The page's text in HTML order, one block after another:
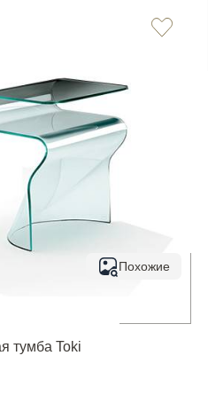
Похожие
тумба Toki